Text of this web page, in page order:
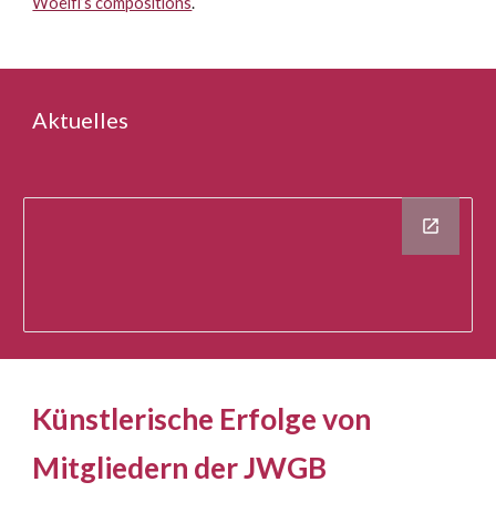
Aktuelles
Künstlerische Erfolge von
Mitgliedern der JWGB